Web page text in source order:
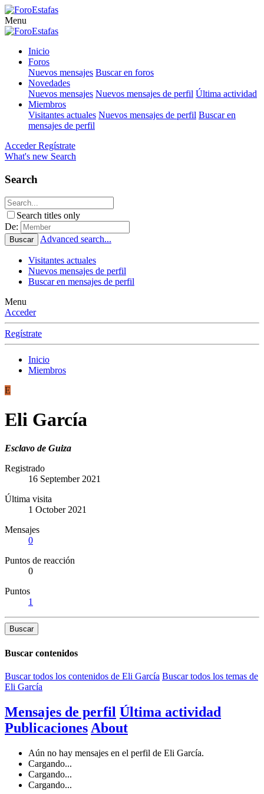
Menu
Inicio
Foros
Nuevos mensajes Buscar en foros
Novedades
Nuevos mensajes Nuevos mensajes de perfil Última actividad
Miembros
Visitantes actuales Nuevos mensajes de perfil Buscar en
mensajes de perfil
Acceder Regístrate
What's new Search
Search
Search titles only
De:
Buscar Advanced search...
Visitantes actuales
Nuevos mensajes de perfil
Buscar en mensajes de perfil
Menu
Acceder
Regístrate
Inicio
Miembros
E
Eli García
Esclavo de Guiza
Registrado
16 September 2021
Última visita
1 October 2021
Mensajes
0
Puntos de reacción
0
Puntos
1
Buscar
Buscar contenidos
Buscar todos los contenidos de Eli García Buscar todos los temas de
Eli García
Mensajes de perfil Última actividad
Publicaciones About
Aún no hay mensajes en el perfil de Eli García.
Cargando...
Cargando...
Cargando...